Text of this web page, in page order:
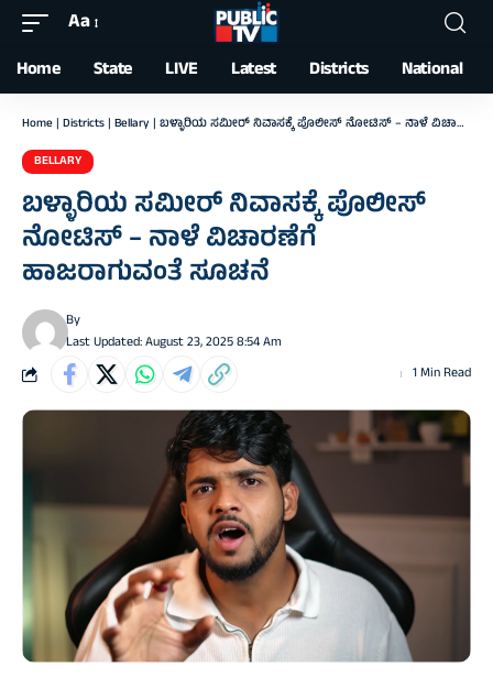
Font
Resizer
Aa
Home State LIVE Latest Districts National
Home | Districts | Bellary | ಬಳ್ಳಾರಿಯ ಸಮೀರ್ ನಿವಾಸಕ್ಕೆ ಪೊಲೀಸ್ ನೋಟಿಸ್‌ – ನಾಳೆ ವಿಚಾರಣೆಗೆ ಹಾಜರಾಗುವಂತೆ ಸೂಚನೆ
BELLARY
ಬಳ್ಳಾರಿಯ ಸಮೀರ್ ನಿವಾಸಕ್ಕೆ ಪೊಲೀಸ್
ನೋಟಿಸ್‌ – ನಾಳೆ ವಿಚಾರಣೆಗೆ
ಹಾಜರಾಗುವಂತೆ ಸೂಚನೆ
Last Updated: August 23, 2025 8:54 Am
By
1 Min Read